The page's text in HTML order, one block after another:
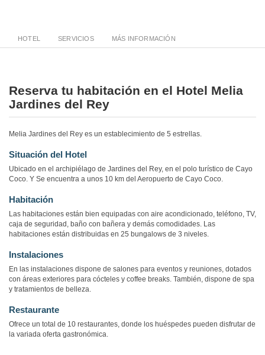
HOTEL SERVICIOS MÁS INFORMACIÓN
Reserva tu habitación en el Hotel Melia
Jardines del Rey
Melia Jardines del Rey es un establecimiento de 5 estrellas.
Situación del Hotel
Ubicado en el archipiélago de Jardines del Rey, en el polo turístico de Cayo
Coco. Y Se encuentra a unos 10 km del Aeropuerto de Cayo Coco.
Habitación
Las habitaciones están bien equipadas con aire acondicionado, teléfono, TV,
caja de seguridad, baño con bañera y demás comodidades. Las
habitaciones están distribuidas en 25 bungalows de 3 niveles.
Instalaciones
En las instalaciones dispone de salones para eventos y reuniones, dotados
con áreas exteriores para cócteles y coffee breaks. También, dispone de spa
y tratamientos de belleza.
Restaurante
Ofrece un total de 10 restaurantes, donde los huéspedes pueden disfrutar de
la variada oferta gastronómica.